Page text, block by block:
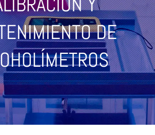
DE